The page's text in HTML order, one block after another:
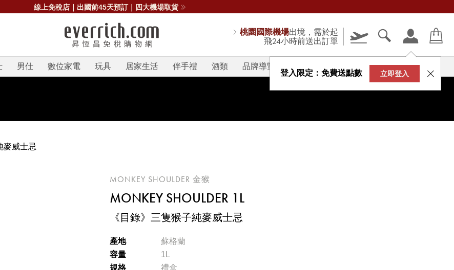
線上免稅店｜出國前45天預訂｜四大機場取貨
桃園國際機場出境，需於起
飛24小時前送出訂單
登入限定：免費送點數 立即登入
男仕 數位家電 玩具 居家生活 伴手禮 酒類 品牌導覽 V-STORY
麥威士忌
MONKEY SHOULDER 金猴
MONKEY SHOULDER 1L
《目錄》三隻猴子純麥威士忌
產地
蘇格蘭
容量
1L
規格
禮盒